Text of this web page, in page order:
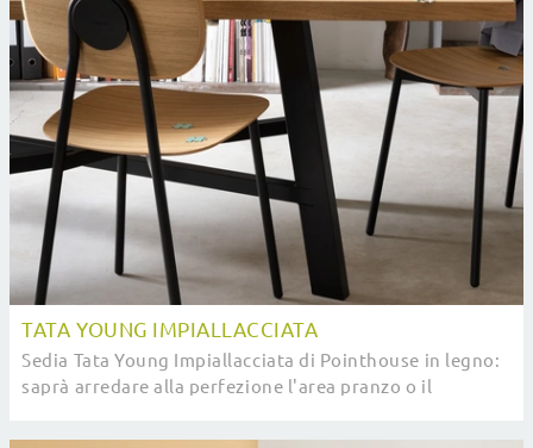
TATA YOUNG IMPIALLACCIATA
Sedia Tata Young Impiallacciata di Pointhouse in legno:
saprà arredare alla perfezione l'area pranzo o il